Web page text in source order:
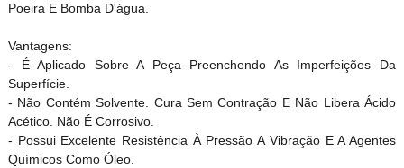
Poeira E Bomba D'água.
Vantagens:
- É Aplicado Sobre A Peça Preenchendo As Imperfeições Da
Superfície.
- Não Contém Solvente. Cura Sem Contração E Não Libera Ácido
Acético. Não É Corrosivo.
- Possui Excelente Resistência À Pressão A Vibração E A Agentes
Químicos Como Óleo.